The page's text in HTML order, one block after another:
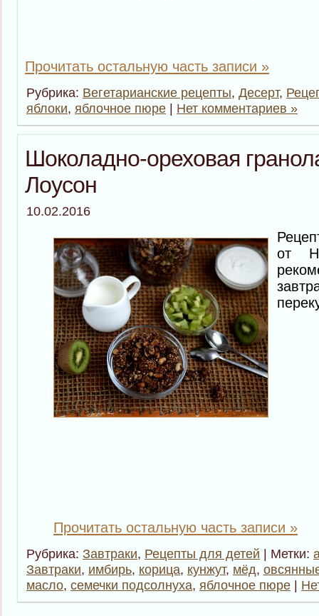
Прочитать остальную часть записи »
Рубрика: Вегетарианские рецепты, Десерт,
яблоки, яблочное пюре | Нет комментариев »
Шоколадно-ореховая
Лоусон
10.02.2016
от
Прочитать остальную часть записи »
Рубрика: Завтраки, Рецепты для детей | Метки:
Завтраки, имбирь, корица, кунжут, мёд,
масло, семечки подсолнуха, яблочное пюре |